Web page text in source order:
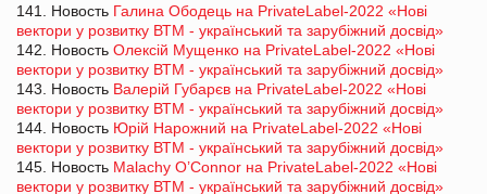
141. Новость Галина Ободець на PrivateLabel-2022 «Нові
вектори у розвитку ВТМ - український та зарубіжний досвід»
142. Новость Олексій Мущенко на PrivateLabel-2022 «Нові
вектори у розвитку ВТМ - український та зарубіжний досвід»
143. Новость Валерій Губарєв на PrivateLabel-2022 «Нові
вектори у розвитку ВТМ - український та зарубіжний досвід»
144. Новость Юрій Нарожний на PrivateLabel-2022 «Нові
вектори у розвитку ВТМ - український та зарубіжний досвід»
145. Новость Malachy O’Connor на PrivateLabel-2022 «Нові
вектори у розвитку ВТМ - український та зарубіжний досвід»